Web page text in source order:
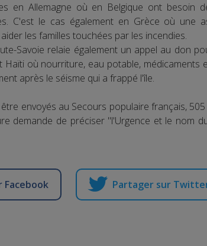
en Allemagne où en Belgique ont besoin
C'est le cas également en Grèce où une
les familles touchées par les incendies.
Savoie relaie également un appel au don
où nourriture, eau potable, médicaments
après le séisme qui a frappé l'île.
envoyés au Secours populaire français,
demande de préciser "l'Urgence et le nom
Facebook Partager sur